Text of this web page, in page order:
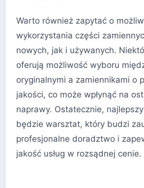
Warto również zapytać o
wykorzystania części
nowych, jak i używanych.
oferują możliwość wyboru
oryginalnymi a zamiennikami o
jakości, co może wpłynąć na
naprawy. Ostatecznie,
będzie warsztat, który budzi
profesjonalne doradztwo i
jakość usług w rozsądnej cenie.